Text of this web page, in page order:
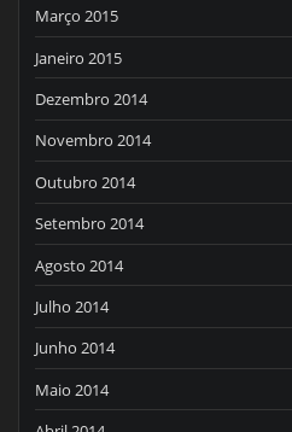
Março 2015
Janeiro 2015
Dezembro 2014
Novembro 2014
Outubro 2014
Setembro 2014
Agosto 2014
Julho 2014
Junho 2014
Maio 2014